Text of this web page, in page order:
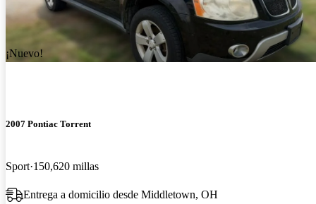
¡Nuevo!
2007 Pontiac Torrent
Sport 150,620 millas
Entrega a domicilio desde Middletown, OH